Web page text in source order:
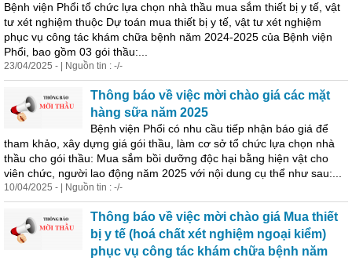
Bệnh viện Phổi tổ chức lựa chọn nhà thầu mua sắm thiết bị y tế, vật
tư xét nghiệm thuộc Dự toán mua thiết bị y tế, vật tư xét nghiệm
phục vụ công tác khám chữa bệnh năm 2024-2025 của Bệnh viện
Phổi, bao gồm 03 gói thầu:...
23/04/2025 - | Nguồn tin : -/-
Thông báo về việc mời chào giá các mặt
hàng sữa năm 2025
Bệnh viện Phổi có nhu cầu tiếp nhận báo giá để
tham khảo, xây dựng giá gói thầu, làm cơ sở tổ chức lựa chọn nhà
thầu cho gói thầu: Mua sắm bồi dưỡng độc hại bằng hiện vật cho
viên chức, người lao động năm 2025 với nội dung cụ thể như sau:...
10/04/2025 - | Nguồn tin : -/-
Thông báo về việc mời chào giá Mua thiết
bị y tế (hoá chất xét nghiệm ngoại kiểm)
phục vụ công tác khám chữa bệnh năm